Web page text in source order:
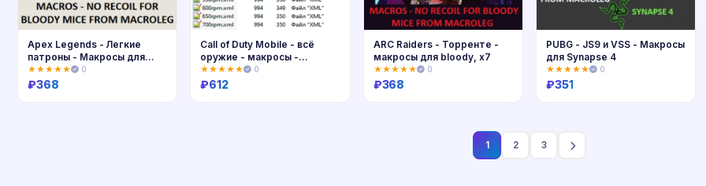
Apex Legends - Легкие
патроны - Макросы для
bloody
★★★★★ 0
₽368
Call of Duty Mobile - всё
оружие - макросы -
Synapse 3 и 4
★★★★★ 0
₽612
ARC Raiders - Торренте -
макросы для bloody, x7
★★★★★ 0
₽368
PUBG - JS9 и VSS - Макросы
для Synapse 4
★★★★★ 0
₽351
1 2 3